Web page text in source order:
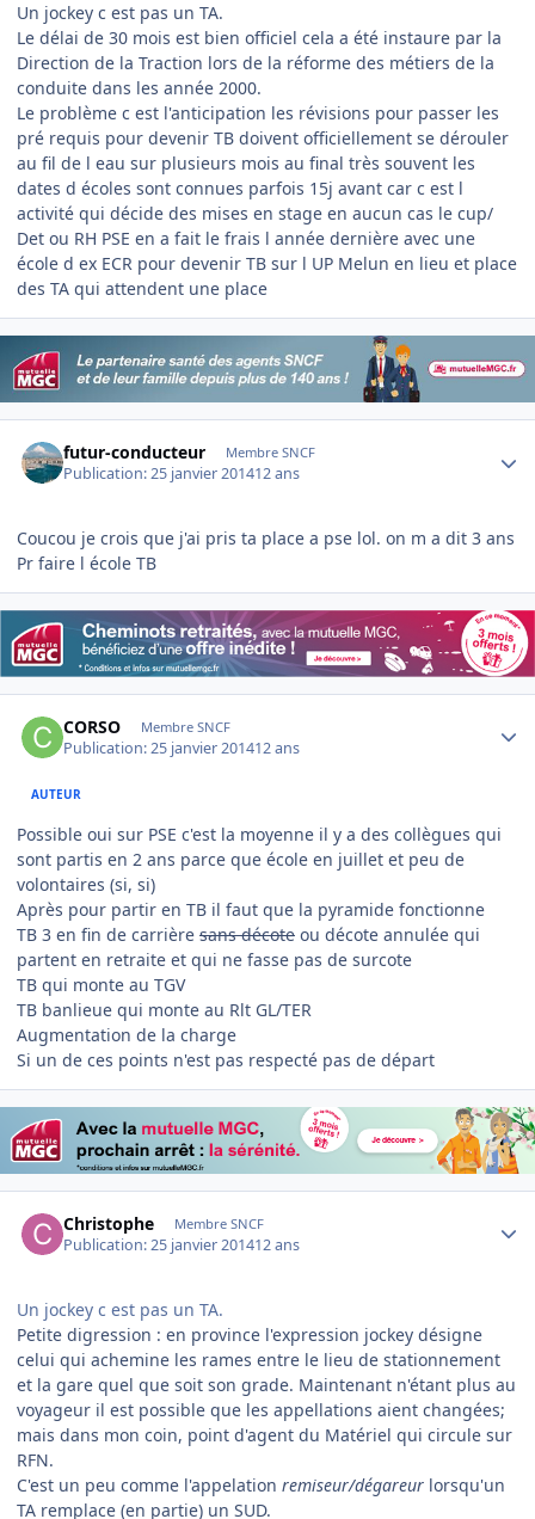
Un jockey c est pas un TA.
Le délai de 30 mois est bien officiel cela a été instaure par la
Direction de la Traction lors de la réforme des métiers de la
conduite dans les année 2000.
Le problème c est l'anticipation les révisions pour passer les
pré requis pour devenir TB doivent officiellement se dérouler
au fil de l eau sur plusieurs mois au final très souvent les
dates d écoles sont connues parfois 15j avant car c est l
activité qui décide des mises en stage en aucun cas le cup/
Det ou RH PSE en a fait le frais l année dernière avec une
école d ex ECR pour devenir TB sur l UP Melun en lieu et place
des TA qui attendent une place
futur-conducteur Membre SNCF
Publication:25 janvier 201412 ans
Coucou je crois que j'ai pris ta place a pse lol. on m a dit 3 ans
Pr faire l école TB
CORSO Membre SNCF
Publication:25 janvier 201412 ans
AUTEUR
Possible oui sur PSE c'est la moyenne il y a des collègues qui
sont partis en 2 ans parce que école en juillet et peu de
volontaires (si, si)
Après pour partir en TB il faut que la pyramide fonctionne
TB 3 en fin de carrière sans décote ou décote annulée qui
partent en retraite et qui ne fasse pas de surcote
TB qui monte au TGV
TB banlieue qui monte au Rlt GL/TER
Augmentation de la charge
Si un de ces points n'est pas respecté pas de départ
Christophe Membre SNCF
Publication:25 janvier 201412 ans
Un jockey c est pas un TA.
Petite digression : en province l'expression jockey désigne
celui qui achemine les rames entre le lieu de stationnement
et la gare quel que soit son grade. Maintenant n'étant plus au
voyageur il est possible que les appellations aient changées;
mais dans mon coin, point d'agent du Matériel qui circule sur
RFN.
C'est un peu comme l'appelation remiseur/dégareur lorsqu'un
TA remplace (en partie) un SUD.